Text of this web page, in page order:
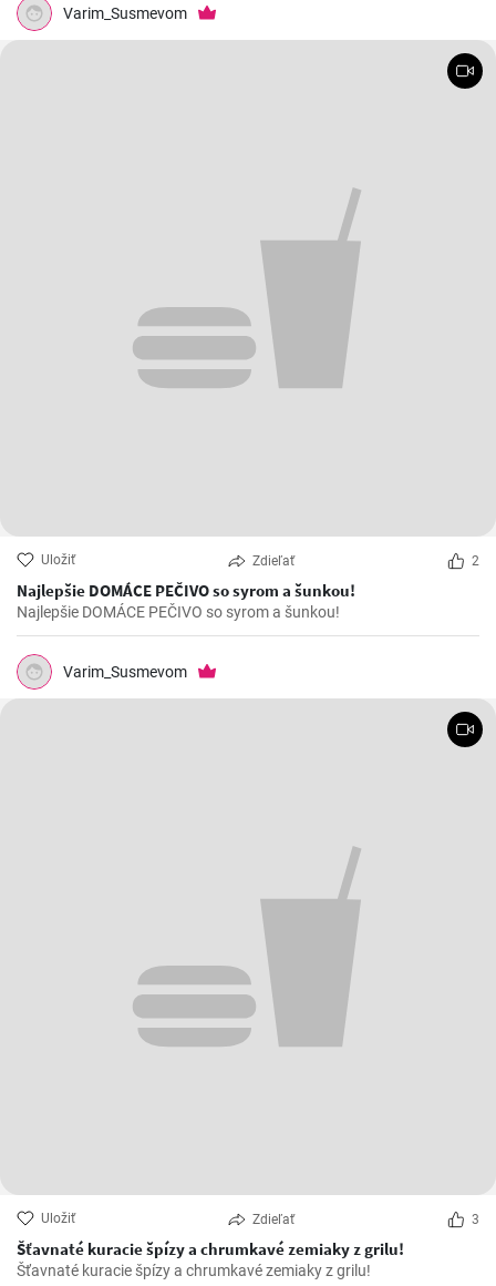
Varim_Susmevom
Uložiť Zdieľať 2
Najlepšie DOMÁCE PEČIVO so syrom a šunkou!
Najlepšie DOMÁCE PEČIVO so syrom a šunkou!
Varim_Susmevom
Uložiť Zdieľať 3
Šťavnaté kuracie špízy a chrumkavé zemiaky z grilu!
Šťavnaté kuracie špízy a chrumkavé zemiaky z grilu!